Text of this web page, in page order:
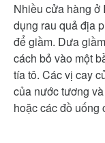
Nhiều cửa hàng ở
dụng rau quả địa
để giầm. Dưa
cách bỏ vào một
tía tô. Các vị cay
của nước tương
hoặc các đồ uống